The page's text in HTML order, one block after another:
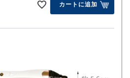
カートに追加